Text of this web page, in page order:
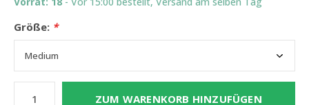
Größe: *
ZUM WARENKORB HINZUFÜGEN